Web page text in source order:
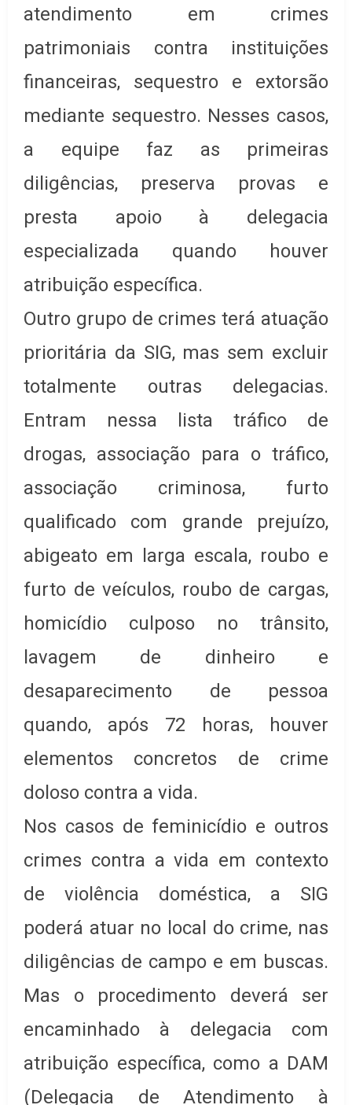
atendimento em crimes
patrimoniais contra instituições
financeiras, sequestro e extorsão
mediante sequestro. Nesses casos,
a equipe faz as primeiras
diligências, preserva provas e
presta apoio à delegacia
especializada quando houver
atribuição específica.
Outro grupo de crimes terá atuação
prioritária da SIG, mas sem excluir
totalmente outras delegacias.
Entram nessa lista tráfico de
drogas, associação para o tráfico,
associação criminosa, furto
qualificado com grande prejuízo,
abigeato em larga escala, roubo e
furto de veículos, roubo de cargas,
homicídio culposo no trânsito,
lavagem de dinheiro e
desaparecimento de pessoa
quando, após 72 horas, houver
elementos concretos de crime
doloso contra a vida.
Nos casos de feminicídio e outros
crimes contra a vida em contexto
de violência doméstica, a SIG
poderá atuar no local do crime, nas
diligências de campo e em buscas.
Mas o procedimento deverá ser
encaminhado à delegacia com
atribuição específica, como a DAM
(Delegacia de Atendimento à